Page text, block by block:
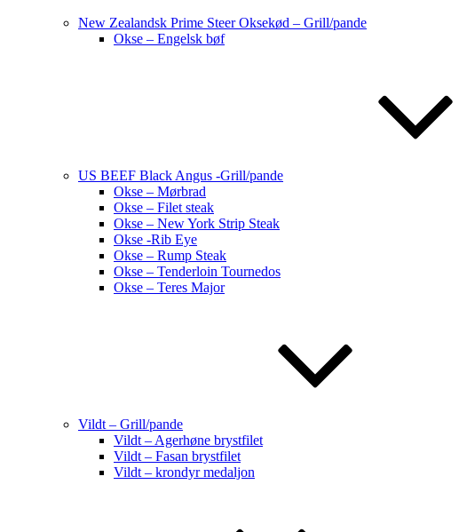
New Zealandsk Prime Steer Oksekød – Grill/pande
Okse – Engelsk bøf
US BEEF Black Angus -Grill/pande
Okse – Mørbrad
Okse – Filet steak
Okse – New York Strip Steak
Okse -Rib Eye
Okse – Rump Steak
Okse – Tenderloin Tournedos
Okse – Teres Major
Vildt – Grill/pande
Vildt – Agerhøne brystfilet
Vildt – Fasan brystfilet
Vildt – krondyr medaljon